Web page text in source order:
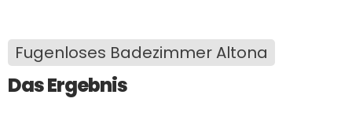
Fugenloses Badezimmer Altona
Das Ergebnis